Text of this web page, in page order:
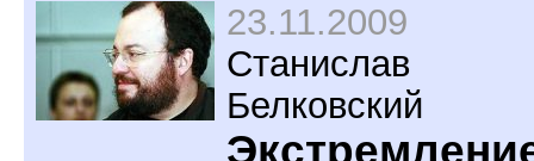
23.11.2009
Станислав
Белковский